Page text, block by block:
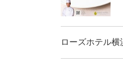
ローズホテル